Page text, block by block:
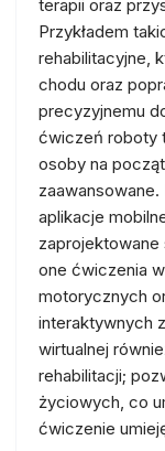
terapii oraz
Przykładem
rehabilitacyjne,
chodu oraz
precyzyjnemu
ćwiczeń roboty
osoby na
aplikacje
one ćwiczenia
motorycznych
interaktywnych
wirtualnej
rehabilitacji;
życiowych, co
ćwiczenie